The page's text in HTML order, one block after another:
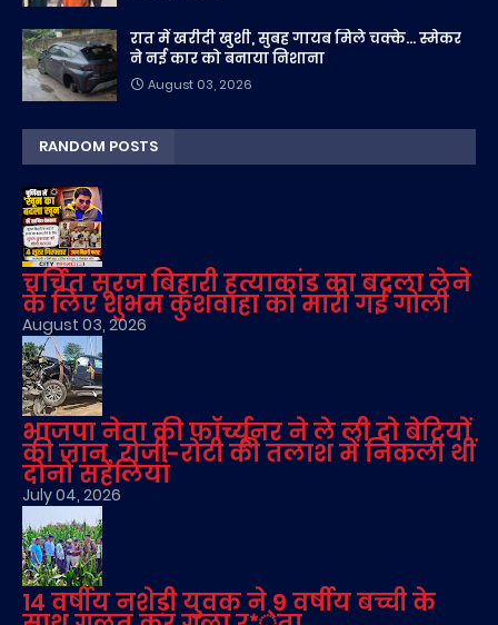
रात में खरीदी खुशी, सुबह गायब मिले चक्के... स्मेकर
ने नई कार को बनाया निशाना
August 03, 2026
RANDOM POSTS
चर्चित सूरज बिहारी हत्याकांड का बदला लेने
के लिए शुभम कुशवाहा को मारी गई गोली
August 03, 2026
भाजपा नेता की फॉर्च्यूनर ने ले ली दो बेटियों
की जान, रोजी-रोटी की तलाश में निकली थीं
दोनों सहेलियां
July 04, 2026
14 वर्षीय नशेड़ी युवक ने 9 वर्षीय बच्ची के